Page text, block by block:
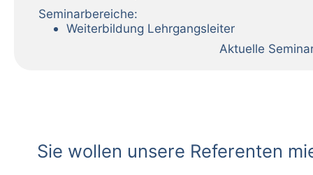
Seminarbereiche:
Weiterbildung Lehrgangsleiter
Aktuelle
Sie wollen unsere Referenten